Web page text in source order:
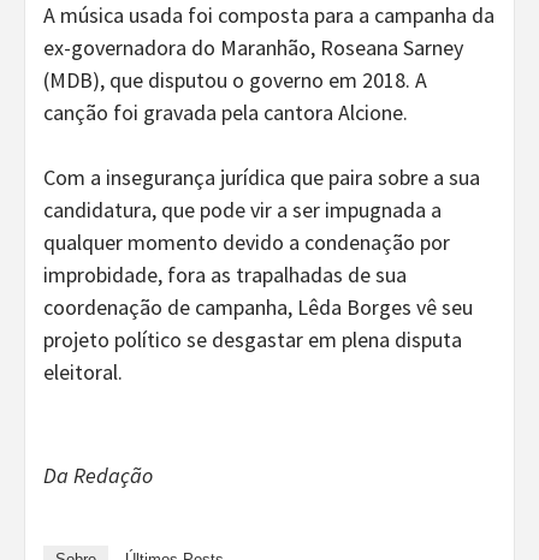
A música usada foi composta para a campanha da
ex-governadora do Maranhão, Roseana Sarney
(MDB), que disputou o governo em 2018. A
canção foi gravada pela cantora Alcione.
Com a insegurança jurídica que paira sobre a sua
candidatura, que pode vir a ser impugnada a
qualquer momento devido a condenação por
improbidade, fora as trapalhadas de sua
coordenação de campanha, Lêda Borges vê seu
projeto político se desgastar em plena disputa
eleitoral.
Da Redação